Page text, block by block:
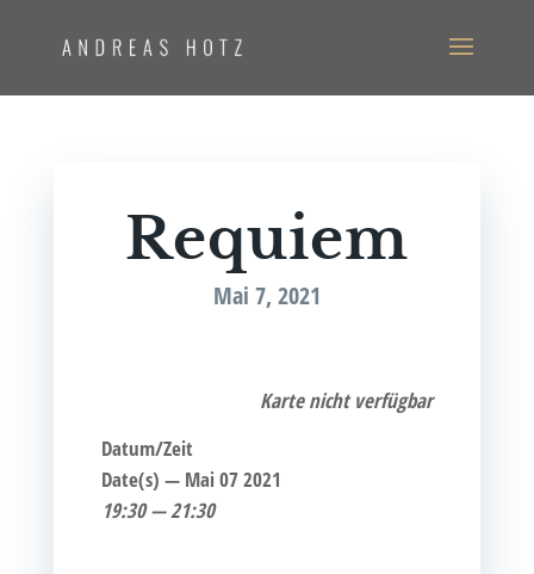
Requi­em
Mai 7, 2021
Kar­te nicht verfügbar
Datum/Zeit
Date(s) — Mai 07 2021
19:30 — 21:30